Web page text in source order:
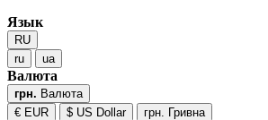
Язык
RU
ru
ua
Валюта
грн. Валюта
€ EUR
$ US Dollar грн. Гривна